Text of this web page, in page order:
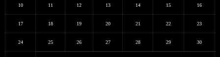
10 11 12 13 14 15 16
17 18 19 20 21 22 23
24 25 26 27 28 29 30